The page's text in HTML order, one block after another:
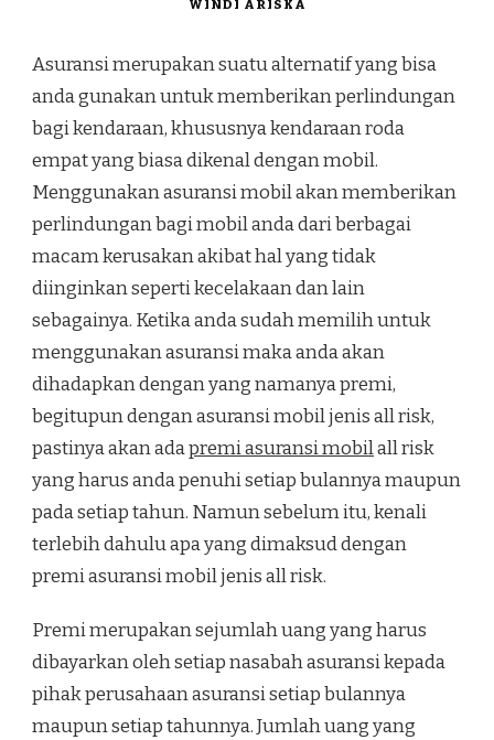
WINDI ARISKA
Asuransi merupakan suatu alternatif yang bisa
anda gunakan untuk memberikan perlindungan
bagi kendaraan, khususnya kendaraan roda
empat yang biasa dikenal dengan mobil.
Menggunakan asuransi mobil akan memberikan
perlindungan bagi mobil anda dari berbagai
macam kerusakan akibat hal yang tidak
diinginkan seperti kecelakaan dan lain
sebagainya. Ketika anda sudah memilih untuk
menggunakan asuransi maka anda akan
dihadapkan dengan yang namanya premi,
begitupun dengan asuransi mobil jenis all risk,
pastinya akan adapremi asuransi mobilall risk
yang harus anda penuhi setiap bulannya maupun
pada setiap tahun. Namun sebelum itu, kenali
terlebih dahulu apa yang dimaksud dengan
premi asuransi mobil jenis all risk.
Premi merupakan sejumlah uang yang harus
dibayarkan oleh setiap nasabah asuransi kepada
pihak perusahaan asuransi setiap bulannya
maupun setiap tahunnya. Jumlah uang yang